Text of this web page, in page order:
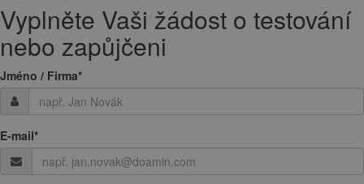
Vyplněte Vaši žádost o testování
nebo zapůjčeni
Jméno / Firma*
E-mail*